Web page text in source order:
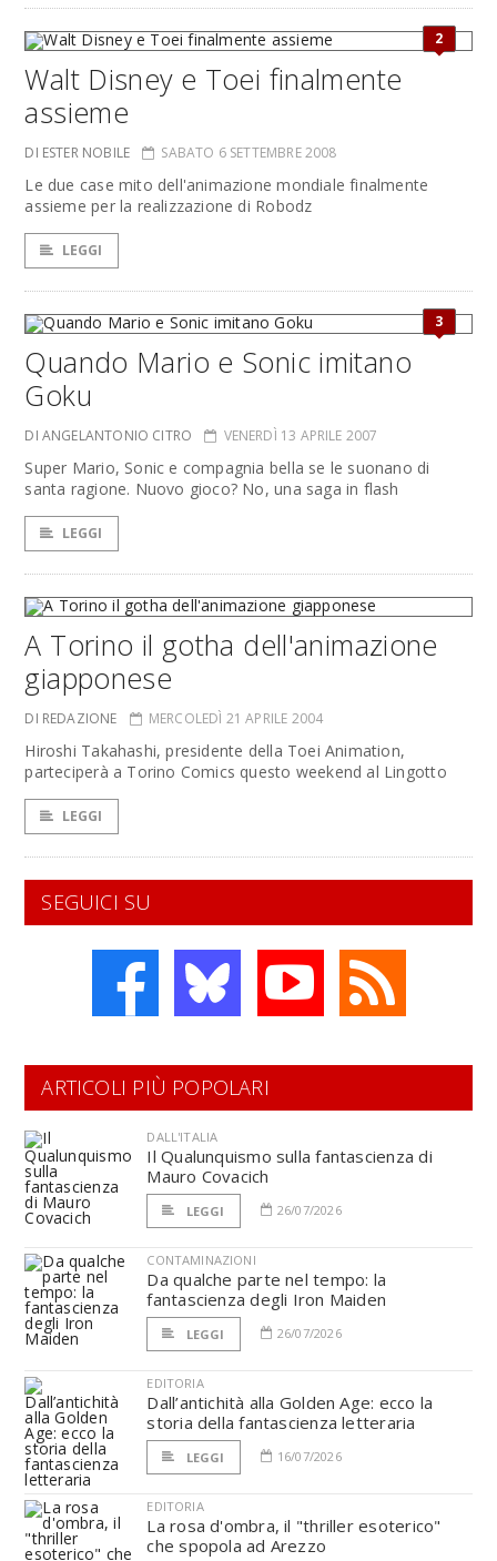
2
Walt Disney e Toei finalmente
assieme
DI ESTER NOBILE SABATO 6 SETTEMBRE 2008
Le due case mito dell'animazione mondiale finalmente
assieme per la realizzazione di Robodz
LEGGI
3
Quando Mario e Sonic imitano
Goku
DI ANGELANTONIO CITRO VENERDÌ 13 APRILE 2007
Super Mario, Sonic e compagnia bella se le suonano di
santa ragione. Nuovo gioco? No, una saga in flash
LEGGI
A Torino il gotha dell'animazione
giapponese
DI REDAZIONE MERCOLEDÌ 21 APRILE 2004
Hiroshi Takahashi, presidente della Toei Animation,
parteciperà a Torino Comics questo weekend al Lingotto
LEGGI
SEGUICI SU
ARTICOLI PIÙ POPOLARI
DALL'ITALIA
Il Qualunquismo sulla fantascienza di
Mauro Covacich
LEGGI 26/07/2026
CONTAMINAZIONI
Da qualche parte nel tempo: la
fantascienza degli Iron Maiden
LEGGI 26/07/2026
EDITORIA
Dall’antichità alla Golden Age: ecco la
storia della fantascienza letteraria
LEGGI 16/07/2026
EDITORIA
La rosa d'ombra, il "thriller esoterico"
che spopola ad Arezzo